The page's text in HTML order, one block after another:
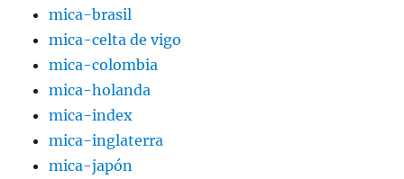
mica-brasil
mica-celta de vigo
mica-colombia
mica-holanda
mica-index
mica-inglaterra
mica-japón